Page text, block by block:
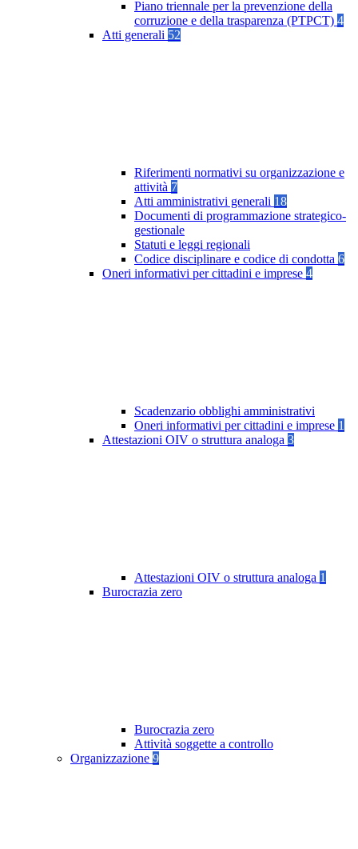
Piano triennale per la prevenzione della
corruzione e della trasparenza (PTPCT) 4
Atti generali 52
Riferimenti normativi su organizzazione e
attività 7
Atti amministrativi generali 18
Documenti di programmazione strategico-
gestionale
Statuti e leggi regionali
Codice disciplinare e codice di condotta 6
Oneri informativi per cittadini e imprese 4
Scadenzario obblighi amministrativi
Oneri informativi per cittadini e imprese 1
Attestazioni OIV o struttura analoga 3
Attestazioni OIV o struttura analoga 1
Burocrazia zero
Burocrazia zero
Attività soggette a controllo
Organizzazione 9